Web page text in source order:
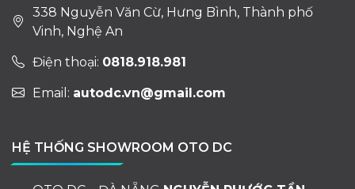
338 Nguyễn Văn Cừ, Hưng Bình, Thành phố
Vinh, Nghệ An
Điện thoại: 0818.918.981
Email: autodc.vn@gmail.com
HỆ THỐNG SHOWROOM OTO DC